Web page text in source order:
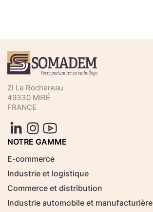
commande rapide
Aucun fichier
Télécharger
ZI Le Rochereau
49330 MIRÉ
FRANCE
NOTRE GAMME
E-commerce
Industrie et logistique
Commerce et distribution
Industrie automobile et manufacturière